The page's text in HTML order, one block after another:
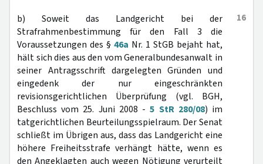
16
b) Soweit das Landgericht bei der
Strafrahmenbestimmung für den Fall 3 die
Voraussetzungen des § 46a Nr. 1 StGB bejaht hat,
hält sich dies aus den vom Generalbundesanwalt in
seiner Antragsschrift dargelegten Gründen und
eingedenk der nur eingeschränkten
revisionsgerichtlichen Überprüfung (vgl. BGH,
Beschluss vom 25. Juni 2008 -5 StR 280/08) im
tatgerichtlichen Beurteilungsspielraum. Der Senat
schließt im Übrigen aus, dass das Landgericht eine
höhere Freiheitsstrafe verhängt hätte, wenn es
den Angeklagten auch wegen Nötigung verurteilt